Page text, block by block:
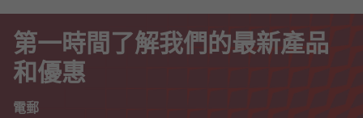
第一時間了解我們的最新產品
和優惠
電郵